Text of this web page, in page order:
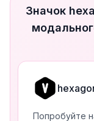
Значок
Попробуйте